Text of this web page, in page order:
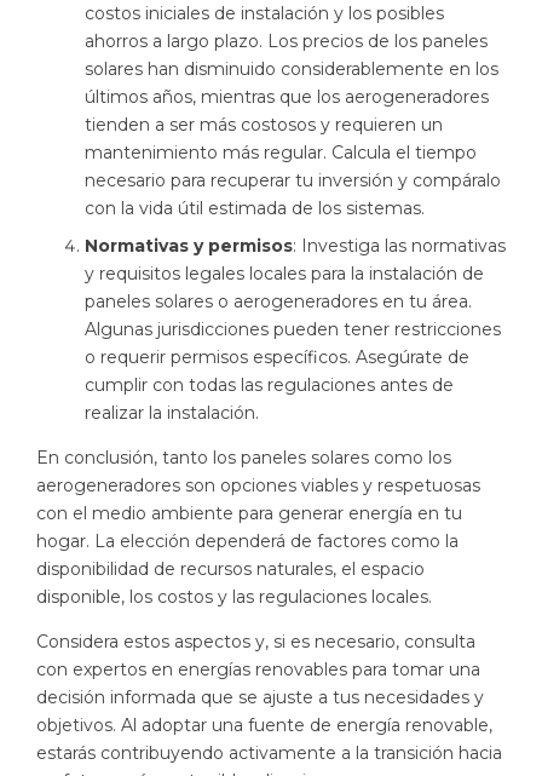
costos iniciales de instalación y los posibles
ahorros a largo plazo. Los precios de los paneles
solares han disminuido considerablemente en los
últimos años, mientras que los aerogeneradores
tienden a ser más costosos y requieren un
mantenimiento más regular. Calcula el tiempo
necesario para recuperar tu inversión y compáralo
con la vida útil estimada de los sistemas.
Normativas y permisos: Investiga las normativas
y requisitos legales locales para la instalación de
paneles solares o aerogeneradores en tu área.
Algunas jurisdicciones pueden tener restricciones
o requerir permisos específicos. Asegúrate de
cumplir con todas las regulaciones antes de
realizar la instalación.
En conclusión, tanto los paneles solares como los
aerogeneradores son opciones viables y respetuosas
con el medio ambiente para generar energía en tu
hogar. La elección dependerá de factores como la
disponibilidad de recursos naturales, el espacio
disponible, los costos y las regulaciones locales.
Considera estos aspectos y, si es necesario, consulta
con expertos en energías renovables para tomar una
decisión informada que se ajuste a tus necesidades y
objetivos. Al adoptar una fuente de energía renovable,
estarás contribuyendo activamente a la transición hacia